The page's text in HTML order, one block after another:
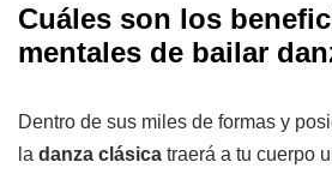
Cuáles son los
mentales de bailar
Dentro de sus miles de formas y
la danza clásica traerá a tu cuerpo